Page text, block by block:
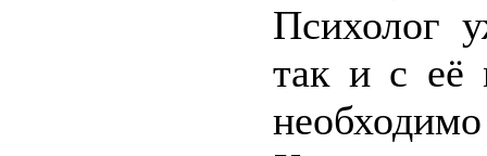
Психолог
так и с её